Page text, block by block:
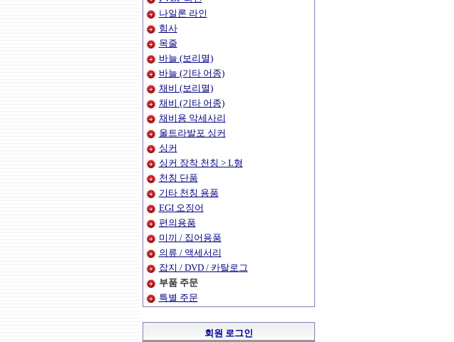
나일론 라인
힘사
목줄
바늘 (보리멸)
바늘 (기타 어종)
채비 (보리멸)
채비 (기타 어종)
채비용 악세사리
울트라발포 싱커
싱커
싱커 장착 천칭 > L형
천칭 단품
기타 천칭 용품
EGI 오징어
편의용품
미끼 / 집어용품
의류 / 액세서리
잡지 / DVD / 카탈로그
부품 주문
특별 주문
회원 로그인